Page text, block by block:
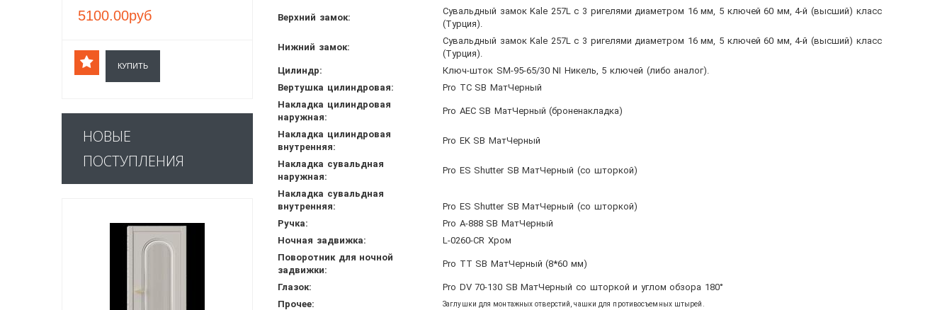
5100.00руб
КУПИТЬ
НОВЫЕ
ПОСТУПЛЕНИЯ
Верхний замок:
Сувальдный замок Kale 257L с 3 ригелями диаметром 16 мм, 5 ключей 60 мм, 4-й (высший) класс
(Турция).
Нижний замок:
Сувальдный замок Kale 257L с 3 ригелями диаметром 16 мм, 5 ключей 60 мм, 4-й (высший) класс
(Турция).
Цилиндр:
Ключ-шток SM-95-65/30 NI Никель, 5 ключей (либо аналог).
Вертушка цилиндровая:
Pro TC SB МатЧерный
Накладка цилиндровая
наружная:
Pro AEC SB МатЧерный (броненакладка)
Накладка цилиндровая
внутренняя:
Pro EK SB МатЧерный
Накладка сувальдная
наружная:
Pro ES Shutter SB МатЧерный (со шторкой)
Накладка сувальдная
внутренняя:
Pro ES Shutter SB МатЧерный (со шторкой)
Ручка:
Pro A-888 SB МатЧерный
Ночная задвижка:
L-0260-CR Хром
Поворотник для ночной
задвижки:
Pro TT SB МатЧерный (8*60 мм)
Глазок:
Pro DV 70-130 SB МатЧерный со шторкой и углом обзора 180°
Прочее:
Заглушки для монтажных отверстий, чашки для противосъемных штырей.